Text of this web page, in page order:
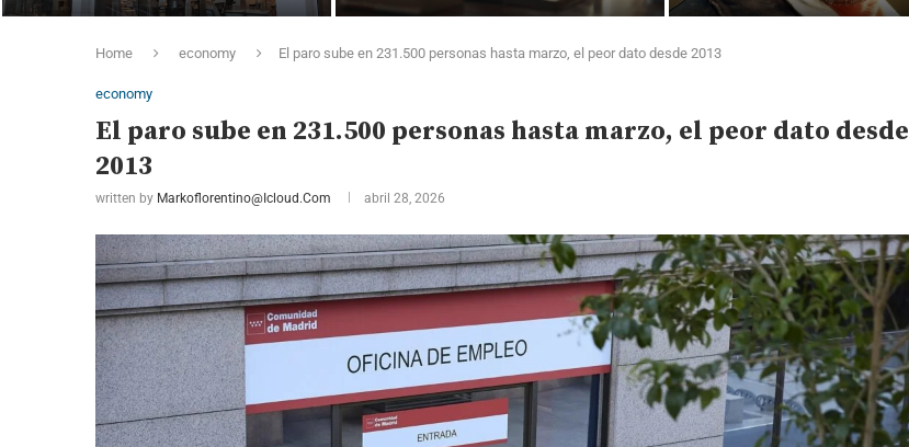
Home economy El paro sube en 231.500 personas hasta marzo, el peor dato desde 2013
economy
El paro sube en 231.500 personas hasta marzo, el peor dato desde
2013
written by Markoflorentino@icloud.com abril 28, 2026